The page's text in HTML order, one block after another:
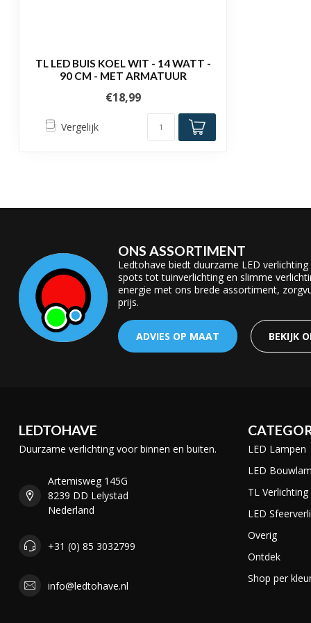
TL LED BUIS KOEL WIT - 14 WATT -
90 CM - MET ARMATUUR
€18,99
Vergelijk
ONS ASSORTIMENT
Ledtohave biedt duurzame LED
spots tot tuinverlichting en slimme
energie met ons brede assortiment,
prijs.
ADVIES OP MAAT BEKIJK
LEDTOHAVE
Duurzame verlichting voor binnen en buiten.
Artemisweg 145G
8239 DD Lelystad
Nederland
+31 (0) 85 3032799
info@ledtohave.nl
LED Lampen
LED
TL Verlichting
LED
Overig
Ontdek
Shop per